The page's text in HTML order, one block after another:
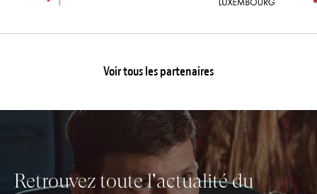
Voir tous les partenaires
Retrouvez toute l'actualité du